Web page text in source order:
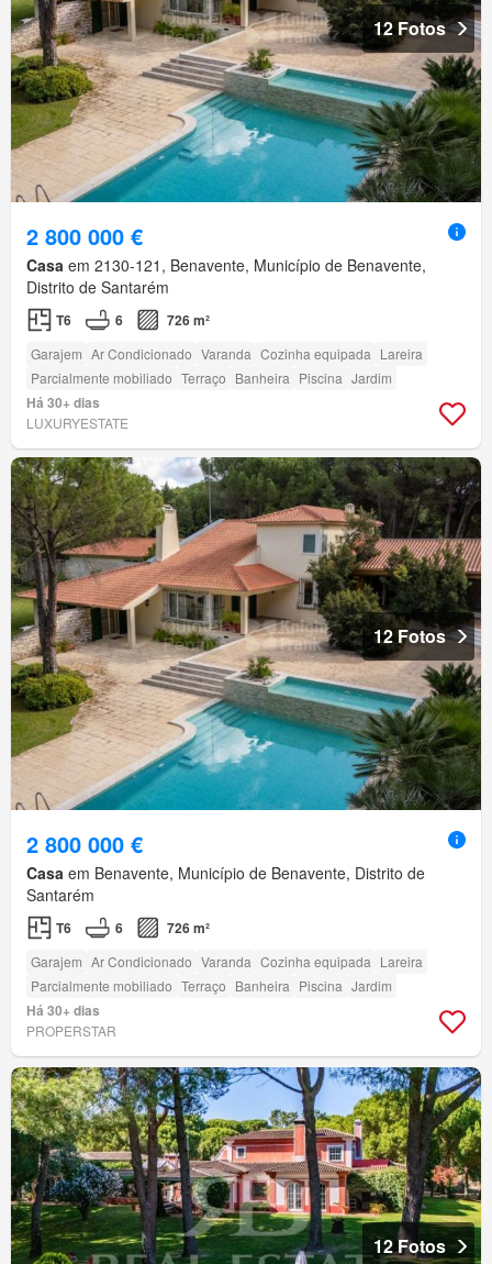
12 Fotos
2 800 000 €
Casa em 2130-121, Benavente, Município de Benavente,
Distrito de Santarém
T6 6 726 m²
Garajem Ar Condicionado Varanda Cozinha equipada Lareira
Parcialmente mobiliado Terraço Banheira Piscina Jardim
Há 30+ dias
LUXURYESTATE
12 Fotos
2 800 000 €
Casa em Benavente, Município de Benavente, Distrito de
Santarém
T6 6 726 m²
Garajem Ar Condicionado Varanda Cozinha equipada Lareira
Parcialmente mobiliado Terraço Banheira Piscina Jardim
Há 30+ dias
PROPERSTAR
12 Fotos